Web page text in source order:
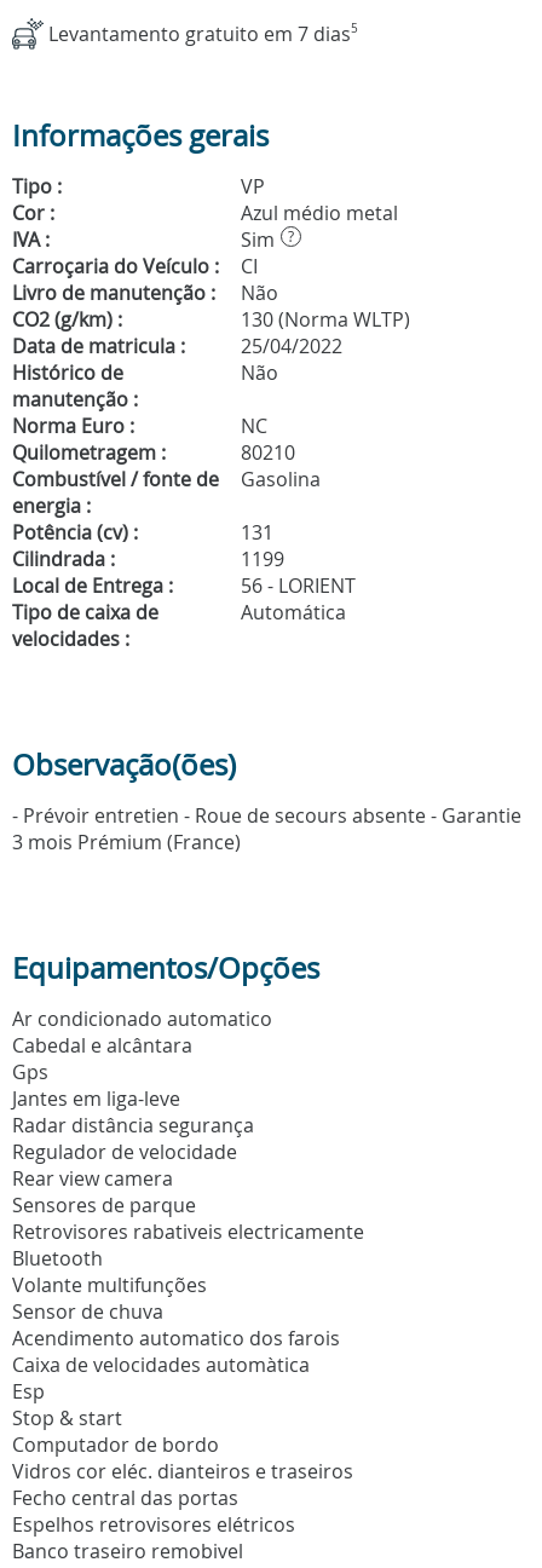
Levantamento gratuito em 7 dias5
Informações gerais
Tipo :
VP
Cor :
Azul médio metal
IVA :
Sim ?
Carroçaria do Veículo :
CI
Livro de manutenção :
Não
CO2 (g/km) :
130 (Norma WLTP)
Data de matricula :
25/04/2022
Histórico de
manutenção :
Não
Norma Euro :
NC
Quilometragem :
80210
Combustível / fonte de
energia :
Gasolina
Potência (cv) :
131
Cilindrada :
1199
Local de Entrega :
56 - LORIENT
Tipo de caixa de
velocidades :
Automática
Observação(ões)
- Prévoir entretien - Roue de secours absente - Garantie
3 mois Prémium (France)
Equipamentos/Opções
Ar condicionado automatico
Cabedal e alcântara
Gps
Jantes em liga-leve
Radar distância segurança
Regulador de velocidade
Rear view camera
Sensores de parque
Retrovisores rabativeis electricamente
Bluetooth
Volante multifunções
Sensor de chuva
Acendimento automatico dos farois
Caixa de velocidades automàtica
Esp
Stop & start
Computador de bordo
Vidros cor eléc. dianteiros e traseiros
Fecho central das portas
Espelhos retrovisores elétricos
Banco traseiro remobivel